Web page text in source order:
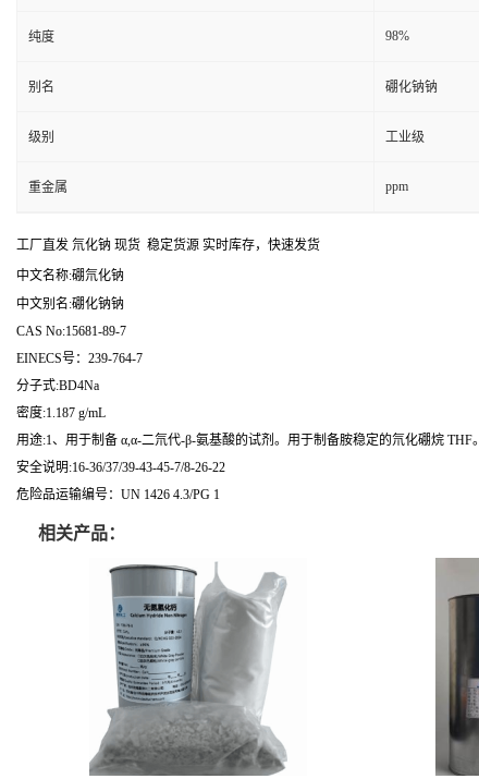
纯度 98%
别名 硼化钠钠
级别 工业级
重金属 ppm
工厂直发 氘化钠 现货 稳定货源 实时库存，快速发货
中文名称:硼氘化钠
中文别名:硼化钠钠
CAS No:15681-89-7
EINECS号：239-764-7
分子式:BD4Na
密度:1.187 g/mL
用途:1、用于制备 α,α-二氘代-β-氨基酸的试剂。用于制备胺稳定的氘化硼烷 THF。
安全说明:16-36/37/39-43-45-7/8-26-22
危险品运输编号：UN 1426 4.3/PG 1
相关产品：